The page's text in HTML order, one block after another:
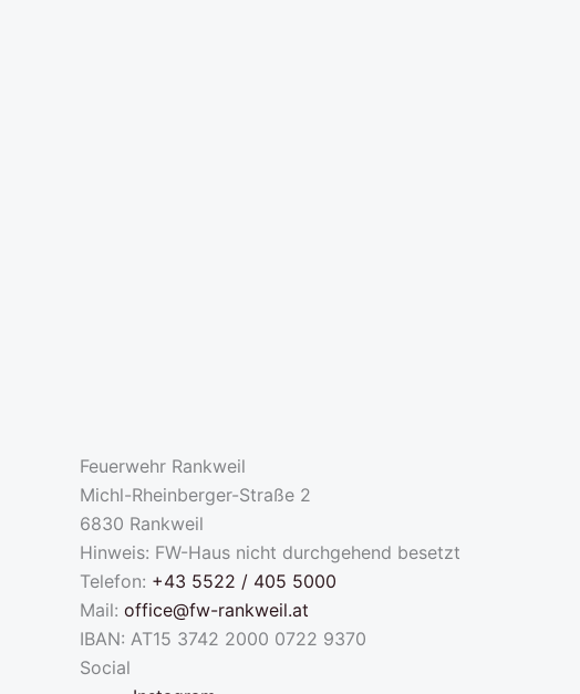
Feuerwehr Rankweil
Michl-Rheinberger-Straße 2
6830 Rankweil
Hinweis: FW-Haus nicht durchgehend besetzt
Telefon: +43 5522 / 405 5000
Mail: office@fw-rankweil.at
IBAN: AT15 3742 2000 0722 9370
Social